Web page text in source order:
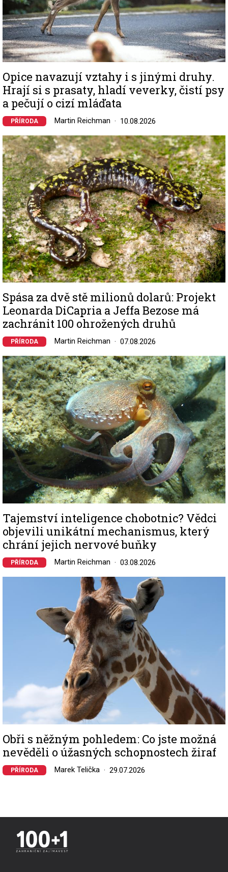
Opice navazují vztahy i s jinými druhy.
Hrají si s prasaty, hladí veverky, čistí psy
a pečují o cizí mláďata
PŘÍRODA Martin Reichman 10.08.2026
Image
Spása za dvě stě milionů dolarů: Projekt
Leonarda DiCapria a Jeffa Bezose má
zachránit 100 ohrožených druhů
PŘÍRODA Martin Reichman 07.08.2026
Image
Tajemství inteligence chobotnic? Vědci
objevili unikátní mechanismus, který
chrání jejich nervové buňky
PŘÍRODA Martin Reichman 03.08.2026
Obři s něžným pohledem: Co jste možná
nevěděli o úžasných schopnostech žiraf
PŘÍRODA Marek Telička 29.07.2026